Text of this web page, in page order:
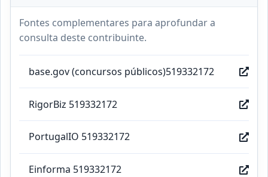
Fontes complementares para aprofundar a
consulta deste contribuinte.
base.gov (concursos públicos)519332172
RigorBiz 519332172
PortugalIO 519332172
Einforma 519332172